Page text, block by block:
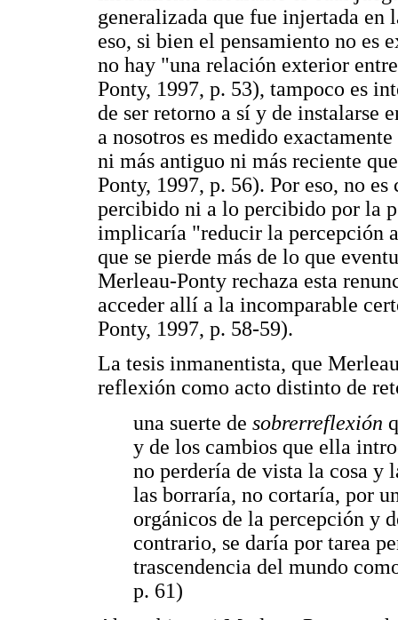
generalizada que fue injertada
eso, si bien el pensamiento no es
no hay "una relación exterior
Ponty, 1997, p. 53), tampoco es
de ser retorno a sí y de instalarse
a nosotros es medido
ni más antiguo ni más reciente
Ponty, 1997, p. 56). Por eso, no
percibido ni a lo percibido por la
implicaría "reducir la percepción
que se pierde más de lo que
Merleau-Ponty rechaza esta
acceder allí a la incomparable
Ponty, 1997, p. 58-59).
La tesis inmanentista, que
reflexión como acto distinto de
una suerte de sobrerreflexión
y de los cambios que ella
no perdería de vista la cosa y
las borraría, no cortaría, por
orgánicos de la percepción y
contrario, se daría por tarea
trascendencia del mundo
p. 61)